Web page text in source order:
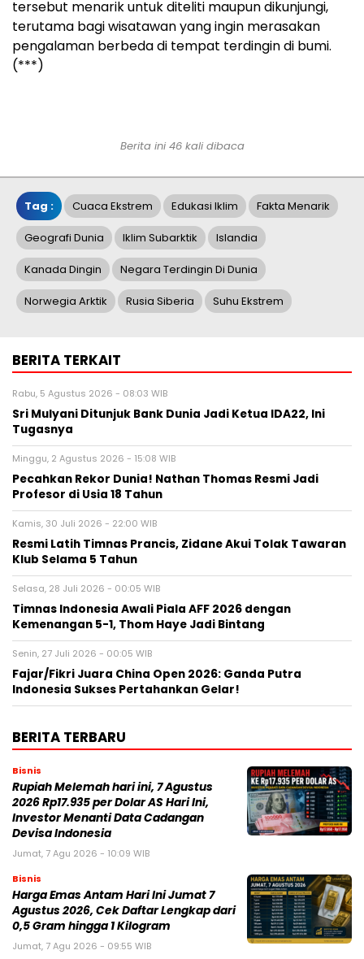
tersebut menarik untuk diteliti maupun dikunjungi,
terutama bagi wisatawan yang ingin merasakan
pengalaman berbeda di tempat terdingin di bumi.
(***)
Berita ini 46 kali dibaca
Tag : Cuaca Ekstrem Edukasi Iklim Fakta Menarik
Geografi Dunia Iklim Subarktik Islandia
Kanada Dingin Negara Terdingin Di Dunia
Norwegia Arktik Rusia Siberia Suhu Ekstrem
BERITA TERKAIT
Rabu, 5 Agustus 2026 - 08:03 WIB
Sri Mulyani Ditunjuk Bank Dunia Jadi Ketua IDA22, Ini
Tugasnya
Minggu, 2 Agustus 2026 - 15:08 WIB
Pecahkan Rekor Dunia! Nathan Thomas Resmi Jadi
Profesor di Usia 18 Tahun
Kamis, 30 Juli 2026 - 22:00 WIB
Resmi Latih Timnas Prancis, Zidane Akui Tolak Tawaran
Klub Selama 5 Tahun
Selasa, 28 Juli 2026 - 00:05 WIB
Timnas Indonesia Awali Piala AFF 2026 dengan
Kemenangan 5-1, Thom Haye Jadi Bintang
Senin, 27 Juli 2026 - 00:05 WIB
Fajar/Fikri Juara China Open 2026: Ganda Putra
Indonesia Sukses Pertahankan Gelar!
BERITA TERBARU
Bisnis
Rupiah Melemah hari ini, 7 Agustus
2026 Rp17.935 per Dolar AS Hari Ini,
Investor Menanti Data Cadangan
Devisa Indonesia
Jumat, 7 Agu 2026 - 10:09 WIB
Bisnis
Harga Emas Antam Hari Ini Jumat 7
Agustus 2026, Cek Daftar Lengkap dari
0,5 Gram hingga 1 Kilogram
Jumat, 7 Agu 2026 - 09:55 WIB